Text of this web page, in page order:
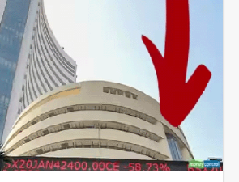
जिला पुलिस का बड़ा एक्शन
Team JHJ
Sajid Rashidi’s controversial:
शिवभक्त नहीं, आतंकवादी हैं’, मौलाना का
कांवड़ियों पर विवादित बयान, BJP विधायक ने
कराई FIR, NSA की मांग
Avinash Kumar